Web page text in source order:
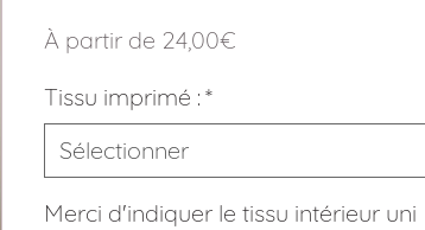
À partir de 24,00€
Tissu imprimé : *
Sélectionner
Merci d'indiquer le tissu intérieur uni